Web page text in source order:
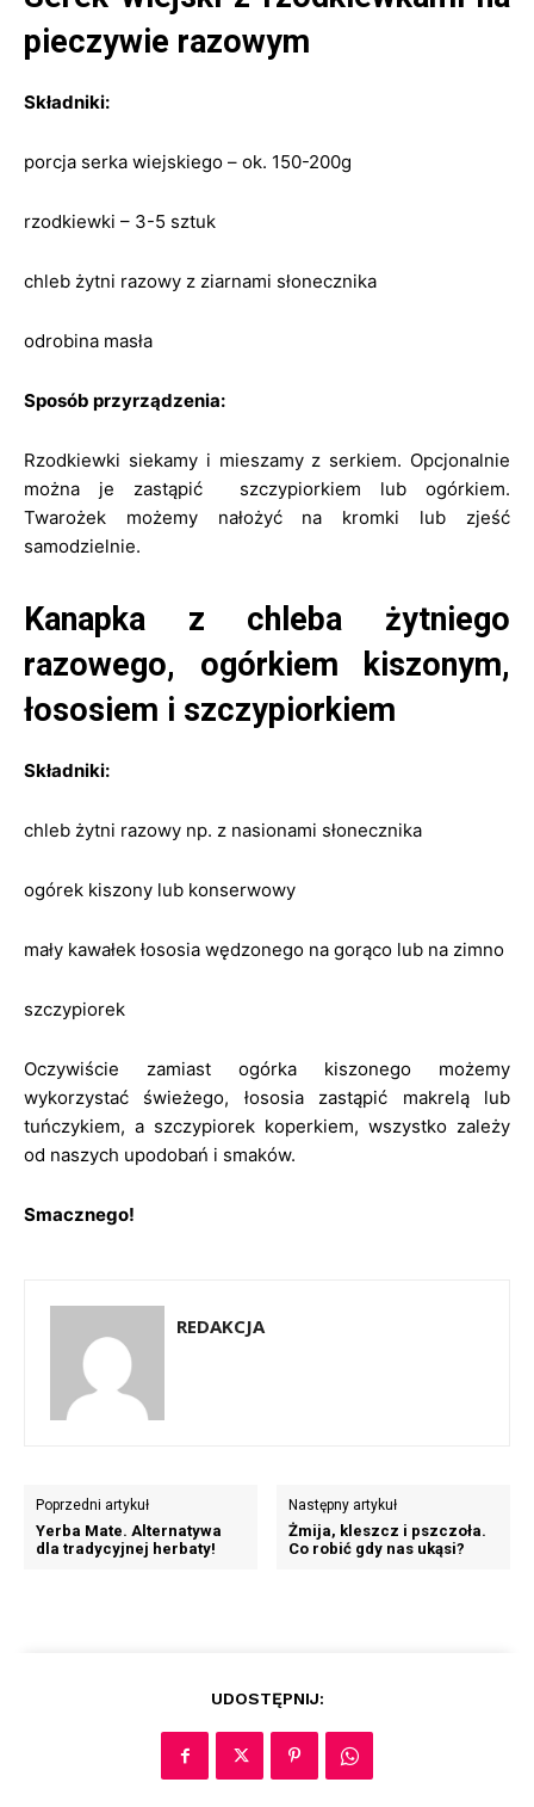
pieczywie razowym
Składniki:
porcja serka wiejskiego – ok. 150-200g
rzodkiewki – 3-5 sztuk
chleb żytni razowy z ziarnami słonecznika
odrobina masła
Sposób przyrządzenia:
Rzodkiewki siekamy i mieszamy z serkiem. Opcjonalnie
można je zastąpić szczypiorkiem lub ogórkiem.
Twarożek możemy nałożyć na kromki lub zjeść
samodzielnie.
Kanapka z chleba żytniego
razowego, ogórkiem kiszonym,
łososiem i szczypiorkiem
Składniki:
chleb żytni razowy np. z nasionami słonecznika
ogórek kiszony lub konserwowy
mały kawałek łososia wędzonego na gorąco lub na zimno
szczypiorek
Oczywiście zamiast ogórka kiszonego możemy
wykorzystać świeżego, łososia zastąpić makrelą lub
tuńczykiem, a szczypiorek koperkiem, wszystko zależy
od naszych upodobań i smaków.
Smacznego!
REDAKCJA
Poprzedni artykuł
Yerba Mate. Alternatywa
dla tradycyjnej herbaty!
Następny artykuł
Żmija, kleszcz i pszczoła.
Co robić gdy nas ukąsi?
UDOSTĘPNIJ: